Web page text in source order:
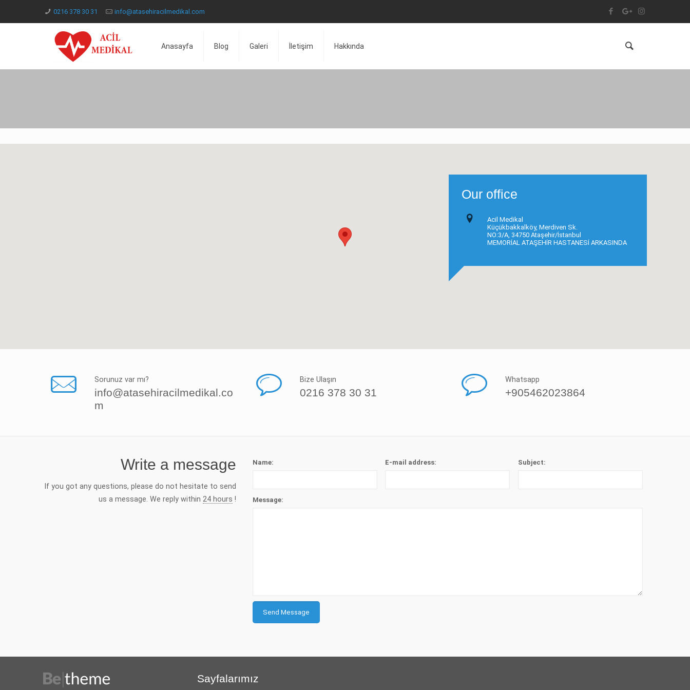
0216 378 30 31 info@atasehiracilmedikal.com
Anasayfa Blog Galeri İletişim Hakkında
Our office
Acil Medikal
Küçükbakkalköy, Merdiven Sk.
NO:3/A, 34750 Ataşehir/İstanbul
MEMORİAL ATAŞEHİR HASTANESİ ARKASINDA
Sorunuz var mı?
info@atasehiracilmedikal.co
m
Bize Ulaşın
0216 378 30 31
Whatsapp
+905462023864
Write a message
If you got any questions, please do not hesitate to send
us a message. We reply within 24 hours !
Name: E-mail address: Subject:
Message:
Sayfalarımız